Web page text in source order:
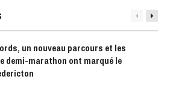
un nouveau parcours et les
demi-marathon ont marqué le